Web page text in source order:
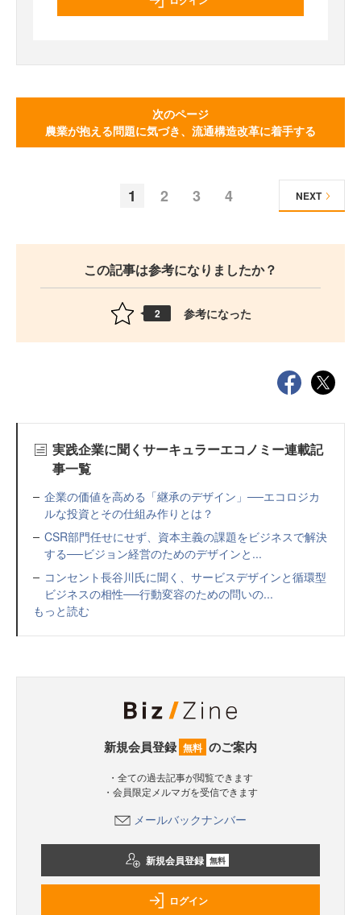
次のページ
農業が抱える問題に気づき、流通構造改革に着手する
1 2 3 4 NEXT
この記事は参考になりましたか？
2 参考になった
実践企業に聞くサーキュラーエコノミー連載記
事一覧
企業の価値を高める「継承のデザイン」──エコロジカ
ルな投資とその仕組み作りとは？
CSR部門任せにせず、資本主義の課題をビジネスで解決
する──ビジョン経営のためのデザインと...
コンセント長谷川氏に聞く、サービスデザインと循環型
ビジネスの相性──行動変容のための問いの...
もっと読む
新規会員登録 無料 のご案内
・全ての過去記事が閲覧できます
・会員限定メルマガを受信できます
メールバックナンバー
新規会員登録 無料
ログイン